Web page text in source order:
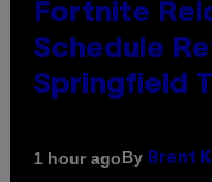
Fortnite
Schedule
Springfield
1 hour agoBy Brent